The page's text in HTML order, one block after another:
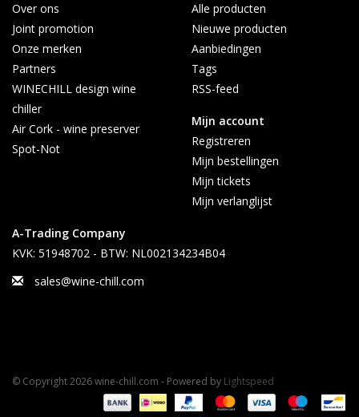
Over ons
Joint promotion
Onze merken
Partners
WINECHILL design wine
chiller
Air Cork - wine preserver
Spot-Not
Alle producten
Nieuwe producten
Aanbiedingen
Tags
RSS-feed
Mijn account
Registreren
Mijn bestellingen
Mijn tickets
Mijn verlanglijst
A-Trading Company
KVK: 51948702 - BTW: NL002134234B04
sales@wine-chill.com
© Copyright 2026 wine-chill.com - Powered by Lightspeed